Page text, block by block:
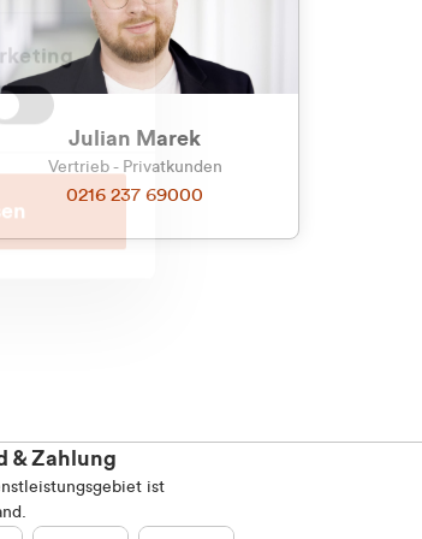
Julian Marek
Vertrieb - Privatkunden
0216 237 69000
& Zahlung
ist